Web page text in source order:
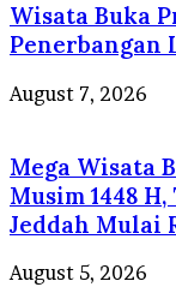
Wisata Buka
Penerbangan
August 7, 2026
Mega Wisata
Musim 1448
Jeddah Mulai
August 5, 2026